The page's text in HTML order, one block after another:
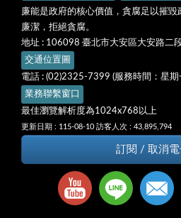
廉能是政府的核心價值，貪腐足以摧
廉潔，拒絕貪腐。
地址 : 106098 臺北市大安區大安路二
交通位置圖
電話 : (02)2325-7399 (服務時間：星
業務聯繫窗口
最佳瀏覽解析度為1024x768以上
更新日期 : 115-08-10 訪客人次 : 43,895,794
訂閱 / 取消電